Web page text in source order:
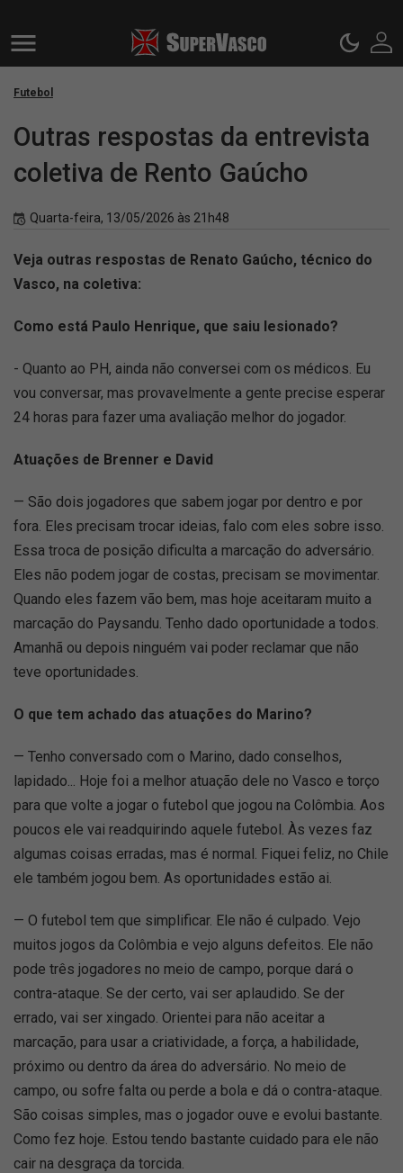
Futebol
Outras respostas da entrevista
coletiva de Rento Gaúcho
Quarta-feira, 13/05/2026 às 21h48
Veja outras respostas de Renato Gaúcho, técnico do
Vasco, na coletiva:
Como está Paulo Henrique, que saiu lesionado?
- Quanto ao PH, ainda não conversei com os médicos. Eu
vou conversar, mas provavelmente a gente precise esperar
24 horas para fazer uma avaliação melhor do jogador.
Atuações de Brenner e David
— São dois jogadores que sabem jogar por dentro e por
fora. Eles precisam trocar ideias, falo com eles sobre isso.
Essa troca de posição dificulta a marcação do adversário.
Eles não podem jogar de costas, precisam se movimentar.
Quando eles fazem vão bem, mas hoje aceitaram muito a
marcação do Paysandu. Tenho dado oportunidade a todos.
Amanhã ou depois ninguém vai poder reclamar que não
teve oportunidades.
O que tem achado das atuações do Marino?
— Tenho conversado com o Marino, dado conselhos,
lapidado... Hoje foi a melhor atuação dele no Vasco e torço
para que volte a jogar o futebol que jogou na Colômbia. Aos
poucos ele vai readquirindo aquele futebol. Às vezes faz
algumas coisas erradas, mas é normal. Fiquei feliz, no Chile
ele também jogou bem. As oportunidades estão ai.
— O futebol tem que simplificar. Ele não é culpado. Vejo
muitos jogos da Colômbia e vejo alguns defeitos. Ele não
pode três jogadores no meio de campo, porque dará o
contra-ataque. Se der certo, vai ser aplaudido. Se der
errado, vai ser xingado. Orientei para não aceitar a
marcação, para usar a criatividade, a força, a habilidade,
próximo ou dentro da área do adversário. No meio de
campo, ou sofre falta ou perde a bola e dá o contra-ataque.
São coisas simples, mas o jogador ouve e evolui bastante.
Como fez hoje. Estou tendo bastante cuidado para ele não
cair na desgraça da torcida.